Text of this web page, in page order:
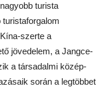
turista
szerte a
jövedelem, a Jangce-
a társadalmi közép-
során a legtöbbet